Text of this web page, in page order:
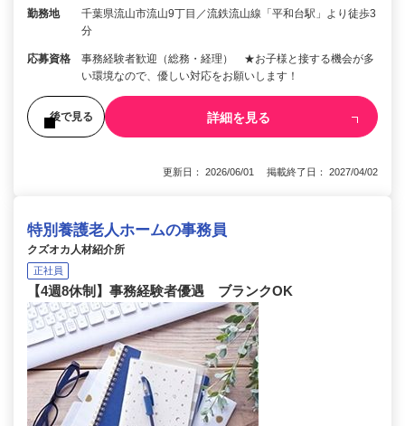
勤務地
千葉県流山市流山9丁目／流鉄流山線「平和台駅」より徒歩3
分
応募資格
事務経験者歓迎（総務・経理） ★お子様と接する機会が多
い環境なので、優しい対応をお願いします！
後で見る 詳細を見る
更新日： 2026/06/01 掲載終了日： 2027/04/02
特別養護老人ホームの事務員
クズオカ人材紹介所
正社員
【4週8休制】事務経験者優遇 ブランクOK